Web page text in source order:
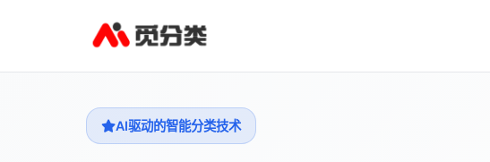
AI驱动的智能分类技术